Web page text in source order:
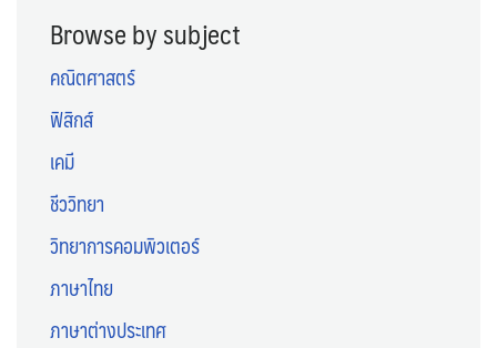
Browse by subject
คณิตศาสตร์
ฟิสิกส์
เคมี
ชีววิทยา
วิทยาการคอมพิวเตอร์
ภาษาไทย
ภาษาต่างประเทศ